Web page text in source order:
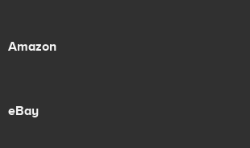
Amazon
eBay